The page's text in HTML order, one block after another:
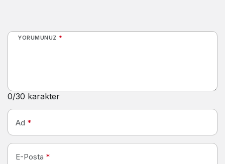
YORUMUNUZ *
0/30 karakter
Ad *
E-Posta *